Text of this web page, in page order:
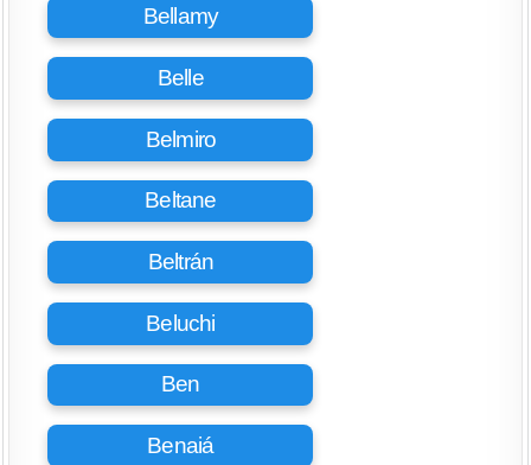
Bellamy
Belle
Belmiro
Beltane
Beltrán
Beluchi
Ben
Benaiá